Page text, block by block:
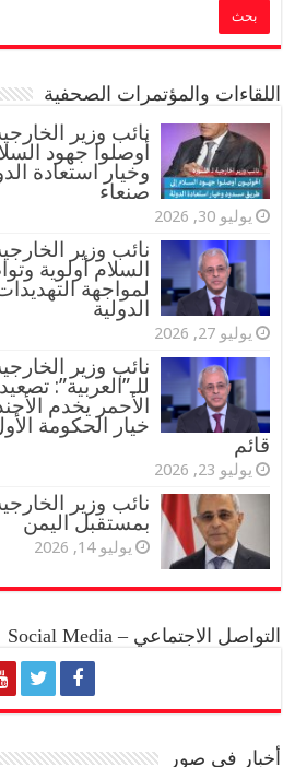
اللقاءات والمؤتمرات الصحفية
‏نائب وزير
أوصلوا جهود
وخيار استعادة
صنعاء
يوليو 30, 2026
نائب وزير
السلام أولوية
لمواجهة
الدولية
يوليو 27, 2026
نائب وزير
للـ”العربية”:
الأحمر يخدم
خيار الحكومة
قائم
يوليو 23, 2026
نائب وزير
بمستقبل اليمن
يوليو 14, 2026
التواصل الاجتماعي – Social Media
أخبار في صور